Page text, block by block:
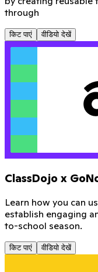
through
किट पाएं वीडियो देखें
ClassDojo x
Learn how you can
establish engaging
to-school season.
किट पाएं वीडियो देखें